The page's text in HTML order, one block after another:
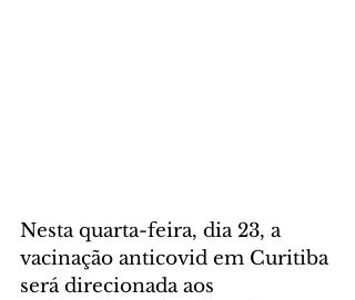
Nesta quarta-feira, dia 23, a
vacinação anticovid em Curitiba
será direcionada aos